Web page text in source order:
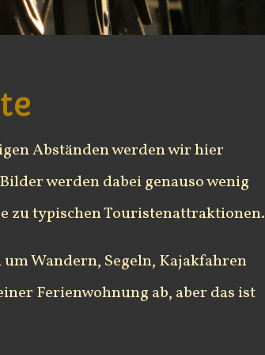
Abständen werden wir hier
werden dabei genauso wenig
zu typischen Touristenattraktionen.
Wandern, Segeln, Kajakfahren
Ferienwohnung ab, aber das ist